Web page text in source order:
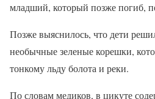
младший, который позже погиб,
Позже выяснилось, что дети
необычные зеленые корешки,
тонкому льду болота и реки.
По словам медиков, в цикуте